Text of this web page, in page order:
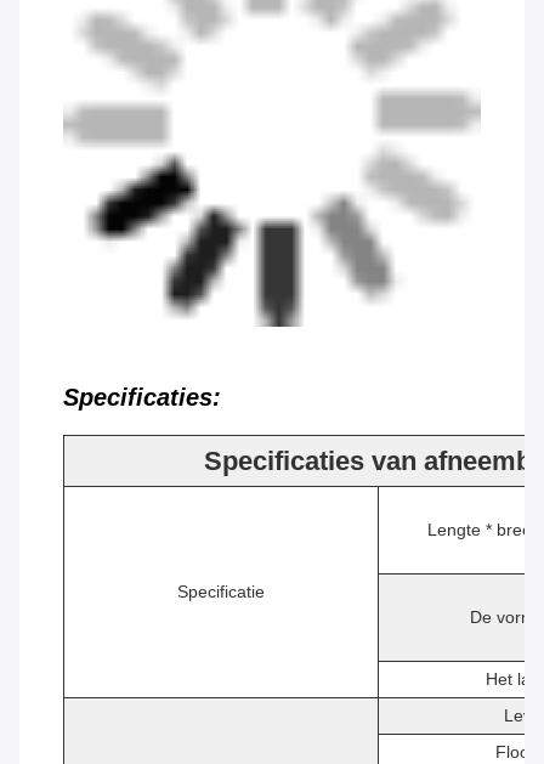
Specificaties:
Specificaties van
Specificatie
Lengte *
De vorm
Het
Floor